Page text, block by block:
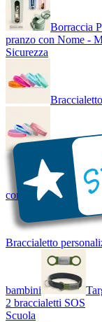
Borraccia
pranzo con Nome -
Sicurezza
con Nome - Luminoso
Braccialetto
bambini
2 braccialetti SOS
Scuola